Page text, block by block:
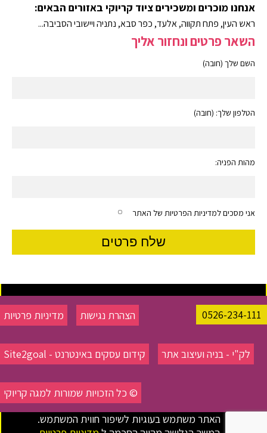
אנחנו מוכרים ומשכירים ציוד קריוקי באזורים הבאים:
ראש העין, פתח תקווה, אלעד, כפר סבא, נתניה ויישובי הסביבה...
השאר פרטים ונחזור אליך
השם שלך (חובה)
הטלפון שלך: (חובה)
מהות הפניה:
אני מסכים למדיניות הפרטיות של האתר
0526-234-111 מדיניות פרטיות הצהרת נגישות
קידום עסקים באינטרנט - Site2goal לק"י - בניה ועיצוב אתר
© כל הזכויות שמורות למגה קריוקי
האתר משתמש בעוגיות לשיפור חווית המשתמש.